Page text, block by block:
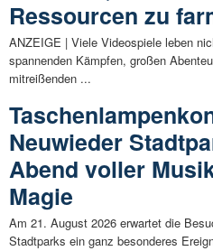
Ressourcen zu
ANZEIGE | Viele Videospiele leben
spannenden Kämpfen, großen
mitreißenden ...
Neuwieder
Abend voller
Magie
Am 21. August 2026 erwartet die
Stadtparks ein ganz besonderes